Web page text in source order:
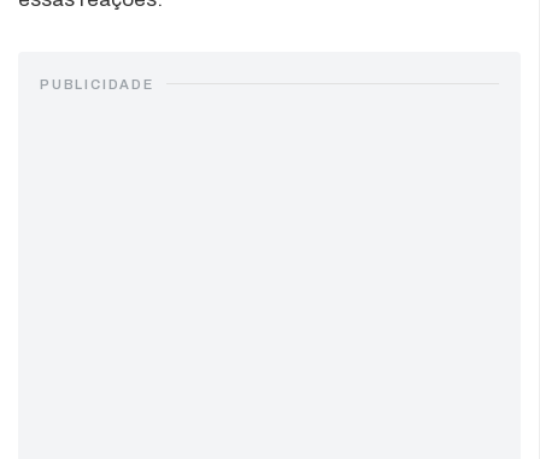
PUBLICIDADE